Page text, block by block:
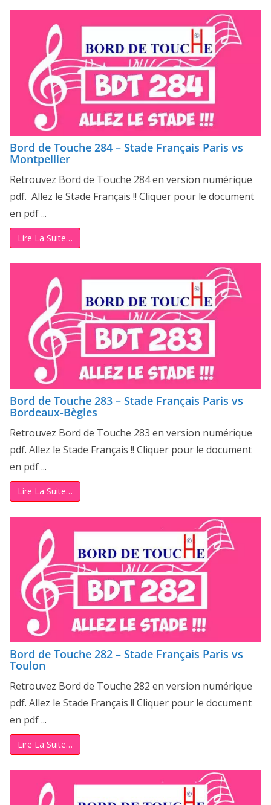
Bord de Touche 284 – Stade Français Paris vs
Montpellier
Retrouvez Bord de Touche 284 en version numérique
pdf. Allez le Stade Français !! Cliquer pour le document
en pdf ...
Lire La Suite…
Bord de Touche 283 – Stade Français Paris vs
Bordeaux-Bègles
Retrouvez Bord de Touche 283 en version numérique
pdf. Allez le Stade Français !! Cliquer pour le document
en pdf ...
Lire La Suite…
Bord de Touche 282 – Stade Français Paris vs
Toulon
Retrouvez Bord de Touche 282 en version numérique
pdf. Allez le Stade Français !! Cliquer pour le document
en pdf ...
Lire La Suite…